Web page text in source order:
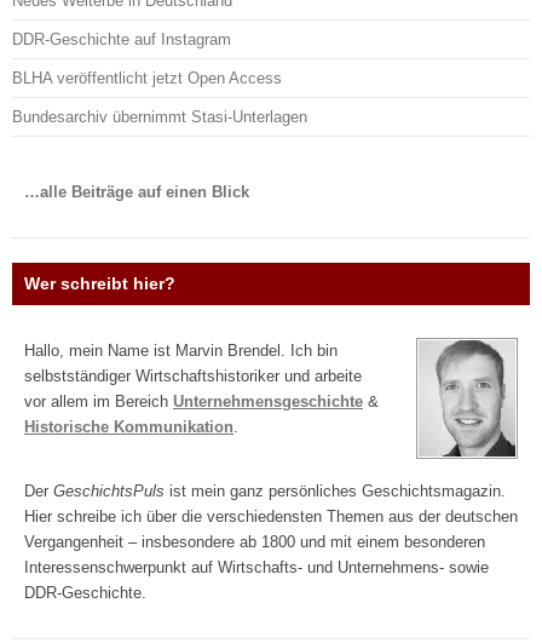
DDR-Geschichte auf Instagram
BLHA veröffentlicht jetzt Open Access
Bundesarchiv übernimmt Stasi-Unterlagen
…alle Beiträge auf einen Blick
Wer schreibt hier?
Hallo, mein Name ist Marvin Brendel. Ich bin
selbstständiger Wirtschaftshistoriker und arbeite
vor allem im Bereich Unternehmensgeschichte &
Historische Kommunikation
Der GeschichtsPuls ist mein ganz persönliches Geschichtsmagazin.
Hier schreibe ich über die verschiedensten Themen aus der deutschen
Vergangenheit – insbesondere ab 1800 und mit einem besonderen
Interessenschwerpunkt auf Wirtschafts- und Unternehmens- sowie
DDR-Geschichte.